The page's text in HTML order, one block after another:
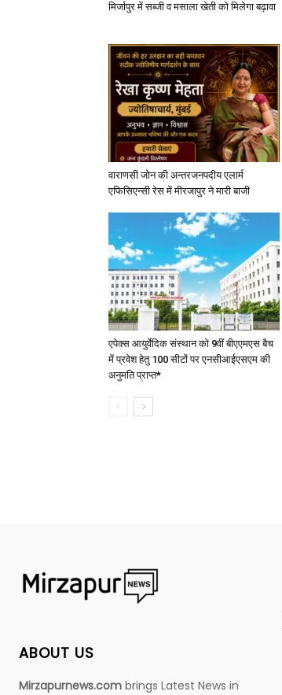
मिर्जापुर में सब्जी व मसाला खेती को मिलेगा बढ़ावा
वाराणसी जोन की अन्तरजनपदीय एलार्म
एफिसिएन्सी रेस में मीरजापुर ने मारी बाजी
एपेक्स आयुर्वेदिक संस्थान को 9वीं बीएएमएस बैच
में प्रवेश हेतु 100 सीटों पर एनसीआईएसएम की
अनुमति प्राप्त*
ABOUT US
Mirzapurnews.com brings Latest News in